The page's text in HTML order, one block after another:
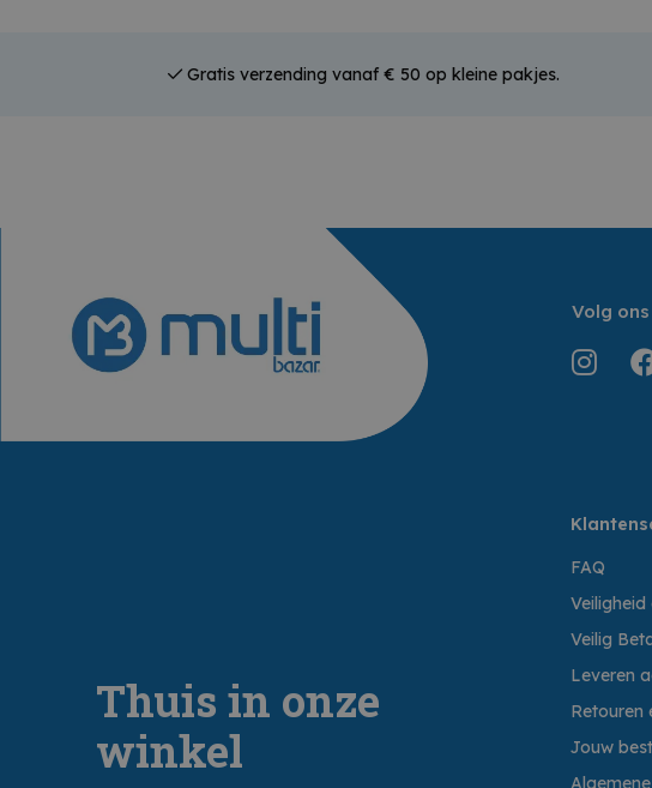
Gratis verzending vanaf € 50 op kleine pakjes.
Volg
Thuis in onze
winkel
FAQ
Veilig
Leveren
Retouren
Jouw